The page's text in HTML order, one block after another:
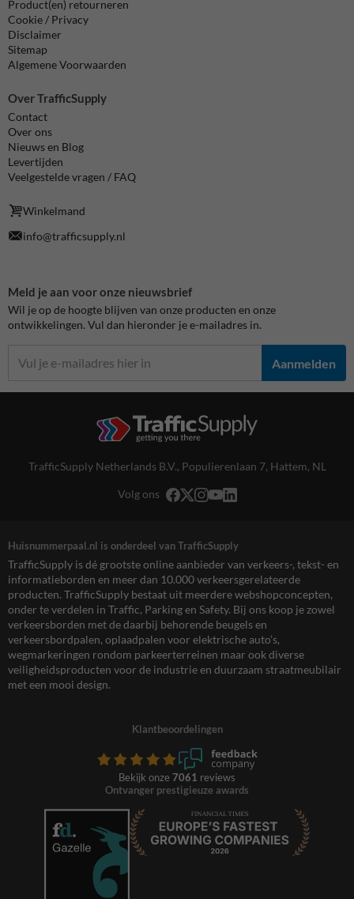
Product(en) retourneren
Cookie / Privacy
Disclaimer
Sitemap
Algemene Voorwaarden
Over TrafficSupply
Contact
Over ons
Nieuws en Blog
Levertijden
Veelgestelde vragen / FAQ
Winkelmand
info@trafficsupply.nl
Meld je aan voor onze nieuwsbrief
Wil je op de hoogte blijven van onze producten en onze
ontwikkelingen. Vul dan hieronder je e-mailadres in.
Aanmelden
TrafficSupply Netherlands B.V., Populierenlaan 7, Hattem, NL
Volg ons
Huisnummerpaal.nl is onderdeel van TrafficSupply
TrafficSupply is dé grootste online aanbieder van verkeers-, tekst- en
informatieborden en meer dan 10.000 verkeersgerelateerde
producten. TrafficSupply bestaat uit meerdere webshopconcepten,
onder te verdelen in Traffic, Parking en Safety. Bij ons koop je zowel
verkeersborden met de daarbij behorende beugels en
verkeersbordpalen, oplaadpalen voor elektrische auto’s,
wegmarkeringen rondom parkeerterreinen maar ook diverse
veiligheidsproducten voor de industrie en duurzaam straatmeubilair
met een mooi design.
Klantbeoordelingen
Bekijk onze 7061 reviews
Ontvanger prestigieuze awards